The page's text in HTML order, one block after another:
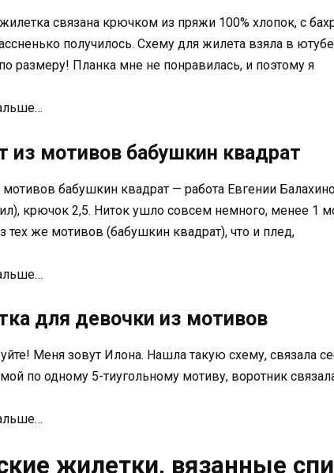
связана крючком из пряжи 100% хлопок, с
получилось. Схему для жилета взяла в
размеру! Планка мне не понравилась, и поэтому я
из мотивов бабушкин квадрат
бабушкин квадрат — работа Евгении
крючок 2,5. Ниток ушло совсем немного, менее 1
тех же мотивов (бабушкин квадрат), что и плед,
для девочки из мотивов
Меня зовут Илона. Нашла такую схему, связала
по одному 5-тиугольному мотиву, воротник
жилетки, вязанные